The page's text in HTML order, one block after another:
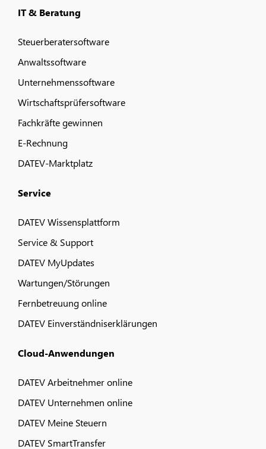
IT & Beratung
Steuerberatersoftware
Anwaltssoftware
Unternehmenssoftware
Wirtschaftsprüfersoftware
Fachkräfte gewinnen
E-Rechnung
DATEV-Marktplatz
Service
DATEV Wissensplattform
Service & Support
DATEV MyUpdates
Wartungen/Störungen
Fernbetreuung online
DATEV Einverständniserklärungen
Cloud-Anwendungen
DATEV Arbeitnehmer online
DATEV Unternehmen online
DATEV Meine Steuern
DATEV SmartTransfer